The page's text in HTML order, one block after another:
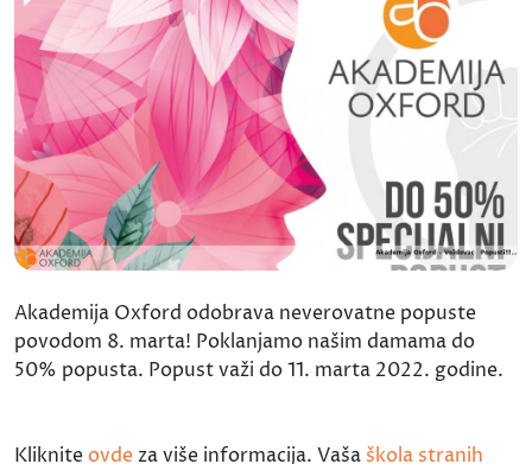
Akademija Oxford odobrava neverovatne popuste
povodom 8. marta! Poklanjamo našim damama do
50% popusta. Popust važi do 11. marta 2022. godine.
Kliknite ovde za više informacija. Vaša škola stranih